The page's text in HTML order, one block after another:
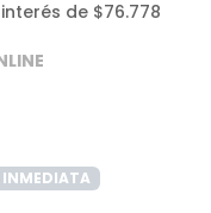
de $76.778
INMEDIATA